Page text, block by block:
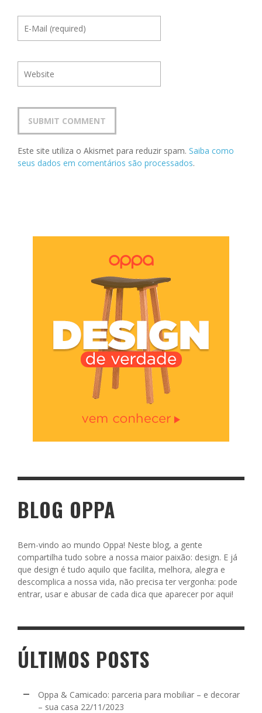
Este site utiliza o Akismet para reduzir spam. Saiba como
seus dados em comentários são processados.
BLOG OPPA
Bem-vindo ao mundo Oppa! Neste blog, a gente
compartilha tudo sobre a nossa maior paixão: design. E já
que design é tudo aquilo que facilita, melhora, alegra e
descomplica a nossa vida, não precisa ter vergonha: pode
entrar, usar e abusar de cada dica que aparecer por aqui!
ÚLTIMOS POSTS
Oppa & Camicado: parceria para mobiliar – e decorar
– sua casa 22/11/2023